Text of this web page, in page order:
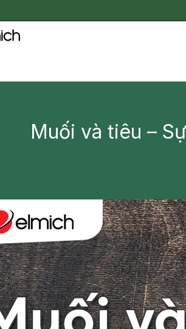
Muối và tiêu –